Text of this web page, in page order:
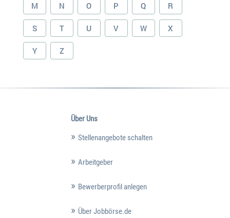
M N O P Q R
S T U V W X
Y Z
Über Uns
Stellenangebote schalten
Arbeitgeber
Bewerberprofil anlegen
Über Jobbörse.de